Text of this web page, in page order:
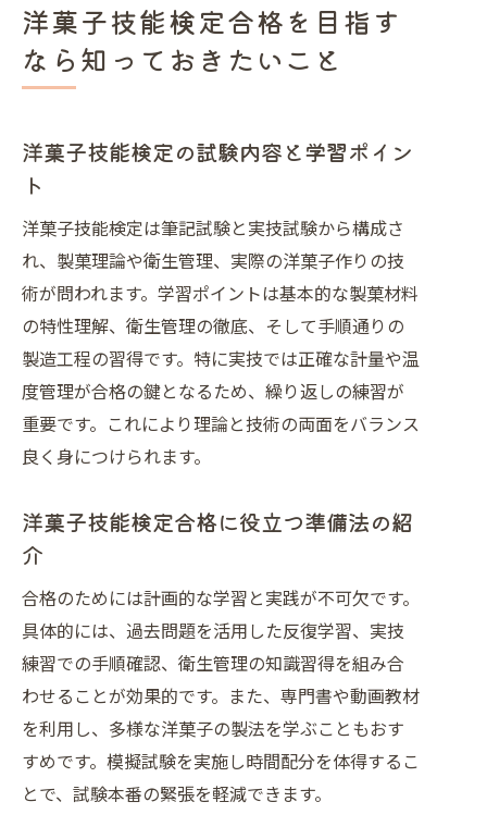
洋菓子試験2025年に向けた対策と戦
略
製菓衛生師と菓子製造技能士の違いを徹底
洋菓子資格の製菓衛生師と技能士の違
い
洋菓子の資格選びで重要な比較ポイン
ト
洋菓子試験の合格率から見る資格の特
徴
洋菓子の資格取得で得られるメリット
比較
内容
肢
洋菓子試験2025年最新情報と今後の展望
洋菓子試験2025年の最新情報を総ま
とめ
洋菓子技能検定の今後の傾向と対策ポ
イント
洋菓子技能検定合格を目指す
なら知っておきたいこと
洋菓子技能検定の試験内容と学習ポイン
ト
洋菓子技能検定は筆記試験と実技試験から構成さ
れ、製菓理論や衛生管理、実際の洋菓子作りの技
術が問われます。学習ポイントは基本的な製菓材料
の特性理解、衛生管理の徹底、そして手順通りの
製造工程の習得です。特に実技では正確な計量や温
度管理が合格の鍵となるため、繰り返しの練習が
重要です。これにより理論と技術の両面をバランス
良く身につけられます。
洋菓子技能検定合格に役立つ準備法の紹
介
合格のためには計画的な学習と実践が不可欠です。
具体的には、過去問題を活用した反復学習、実技
練習での手順確認、衛生管理の知識習得を組み合
わせることが効果的です。また、専門書や動画教材
を利用し、多様な洋菓子の製法を学ぶこともおす
すめです。模擬試験を実施し時間配分を体得するこ
とで、試験本番の緊張を軽減できます。